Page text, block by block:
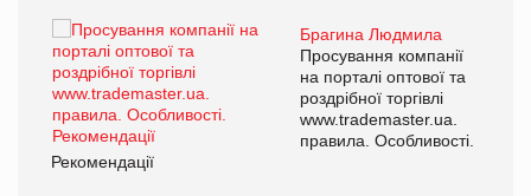
Брагина Людмила
Просування компанії
на порталі оптової та
роздрібної торгівлі
www.trademaster.ua.
правила. Особливості.
Рекомендації